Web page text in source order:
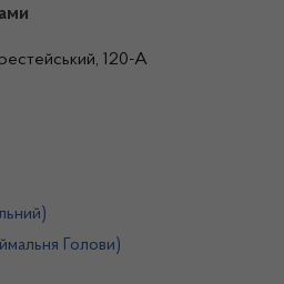
120-А
Голови)